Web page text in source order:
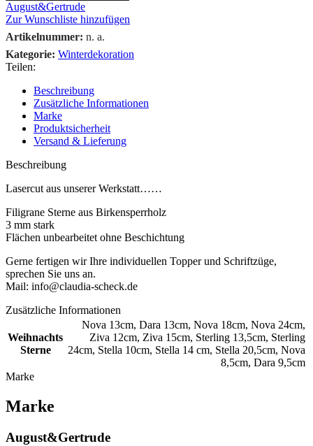
August&Gertrude
Zur Wunschliste hinzufügen
Artikelnummer: n. a.
Kategorie: Winterdekoration
Teilen:
Beschreibung
Zusätzliche Informationen
Marke
Produktsicherheit
Versand & Lieferung
Beschreibung
Lasercut aus unserer Werkstatt……
Filigrane Sterne aus Birkensperrholz
3 mm stark
Flächen unbearbeitet ohne Beschichtung
Gerne fertigen wir Ihre individuellen Topper und Schriftzüge,
sprechen Sie uns an.
Mail: info@claudia-scheck.de
Zusätzliche Informationen
Weihnachts
Sterne
Nova 13cm, Dara 13cm, Nova 18cm, Nova 24cm,
Ziva 12cm, Ziva 15cm, Sterling 13,5cm, Sterling
24cm, Stella 10cm, Stella 14 cm, Stella 20,5cm, Nova
8,5cm, Dara 9,5cm
Marke
Marke
August&Gertrude